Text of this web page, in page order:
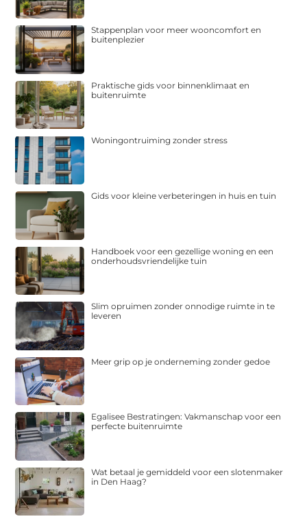
Stappenplan voor meer wooncomfort en
buitenplezier
Praktische gids voor binnenklimaat en
buitenruimte
Woningontruiming zonder stress
Gids voor kleine verbeteringen in huis en tuin
Handboek voor een gezellige woning en een
onderhoudsvriendelijke tuin
Slim opruimen zonder onnodige ruimte in te
leveren
Meer grip op je onderneming zonder gedoe
Egalisee Bestratingen: Vakmanschap voor een
perfecte buitenruimte
Wat betaal je gemiddeld voor een slotenmaker
in Den Haag?